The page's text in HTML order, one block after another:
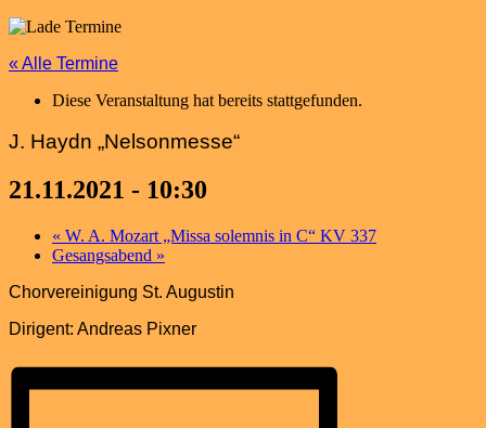
« Alle Termine
Diese Veranstaltung hat bereits stattgefunden.
J. Haydn „Nelsonmesse“
21.11.2021 - 10:30
« W. A. Mozart „Missa solemnis in C“ KV 337
Gesangsabend »
Chorvereinigung St. Augustin
Dirigent: Andreas Pixner